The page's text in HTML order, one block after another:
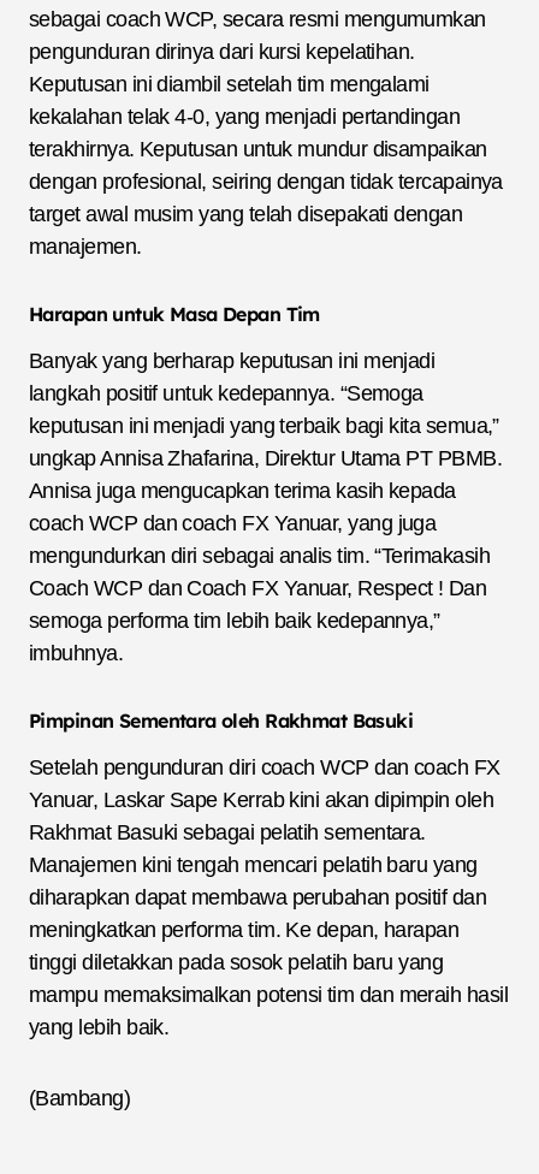
sebagai coach WCP, secara resmi mengumumkan
pengunduran dirinya dari kursi kepelatihan.
Keputusan ini diambil setelah tim mengalami
kekalahan telak 4-0, yang menjadi pertandingan
terakhirnya. Keputusan untuk mundur disampaikan
dengan profesional, seiring dengan tidak tercapainya
target awal musim yang telah disepakati dengan
manajemen.
Harapan untuk Masa Depan Tim
Banyak yang berharap keputusan ini menjadi
langkah positif untuk kedepannya. “Semoga
keputusan ini menjadi yang terbaik bagi kita semua,”
ungkap Annisa Zhafarina, Direktur Utama PT PBMB.
Annisa juga mengucapkan terima kasih kepada
coach WCP dan coach FX Yanuar, yang juga
mengundurkan diri sebagai analis tim. “Terimakasih
Coach WCP dan Coach FX Yanuar, Respect ! Dan
semoga performa tim lebih baik kedepannya,”
imbuhnya.
Pimpinan Sementara oleh Rakhmat Basuki
Setelah pengunduran diri coach WCP dan coach FX
Yanuar, Laskar Sape Kerrab kini akan dipimpin oleh
Rakhmat Basuki sebagai pelatih sementara.
Manajemen kini tengah mencari pelatih baru yang
diharapkan dapat membawa perubahan positif dan
meningkatkan performa tim. Ke depan, harapan
tinggi diletakkan pada sosok pelatih baru yang
mampu memaksimalkan potensi tim dan meraih hasil
yang lebih baik.
(Bambang)